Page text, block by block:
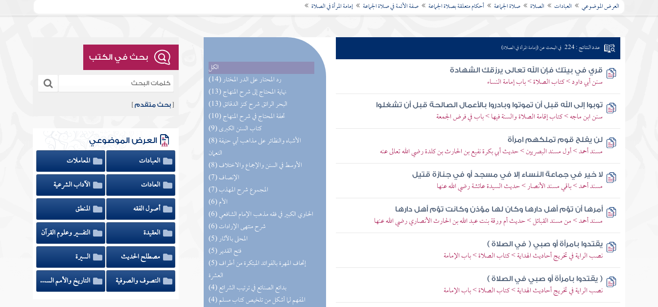
العرض الموضوعي العبادات الصلاة صلاة الجماعة أحكام متعلقة بصلاة الجماعة صفة الأئمة في صلاة الجماعة إمامة المرأة في الصلاة
الكل
(14) رد المحتار على الدر المختار
(13) نهاية المحتاج إلى شرح المنهاج
(13) البحر الرائق شرح كنز الدقائق
(10) تحفة المحتاج في شرح المنهاج
(9) كتاب السنن الكبرى
(8) الأشباه والنظائر على مذاهب أبي حنيفة
النعمان
(8) الأوسط في السنن والإجماع والاختلاف
(7) الإنصاف
(7) المجموع شرح المهذب
(6) الأم
(6) الحاوي الكبير في فقه مذهب الإمام الشافعي
(6) شرح منتهى الإرادات
(5) المحلى بالآثار
(5) فتح القدير
(5) إتحاف المهرة بالفوائد المبتكرة من أطراف
العشرة
(4) بدائع الصنائع في ترتيب الشرائع
(4) المفهم لما أشكل من تلخيص كتاب مسلم
عدد النتائج : 224 في البحث عن (إمامة المرأة في الصلاة)
قري في بيتك فإن الله تعالى يرزقك الشهادة
سنن أبي داود > كتاب الصلاة > باب إمامة النساء
توبوا إلى الله قبل أن تموتوا وبادروا بالأعمال الصالحة قبل أن تشغلوا
سنن ابن ماجه > كتاب إقامة الصلاة والسنة فيها > باب في فرض الجمعة
لن يفلح قوم تملكهم امرأة
مسند أحمد > أول مسند البصريين > حديث أبي بكرة نفيع بن الحارث بن كلدة رضي الله تعالى عنه
لا خير في جماعة النساء إلا في مسجد أو في جنازة قتيل
مسند أحمد > باقي مسند الأنصار > حديث السيدة عائشة رضي الله عنها
أمرها أن تؤم أهل دارها وكان لها مؤذن وكانت تؤم أهل دارها
مسند أحمد > من مسند القبائل > حديث أم ورقة بنت عبد الله بن الحارث الأنصاري رضي الله عنها
يقتدوا بامرأة أو صبي ( في الصلاة )
نصب الراية في تخريج أحاديث الهداية > كتاب الصلاة > باب الإمامة
( يقتدوا بامرأة أو صبي في الصلاة )
نصب الراية في تخريج أحاديث الهداية > كتاب الصلاة > باب الإمامة
بحث في الكتب
[بحث متقدم ]
العرض الموضوعي
العبادات
المعاملات
العادات
الآداب الشرعية
أصول الفقه
المنطق
العقيدة
التفسير وعلوم القرآن
مصطلح الحديث
السيرة
التصوف والصوفية
التاريخ والأمم السابقة